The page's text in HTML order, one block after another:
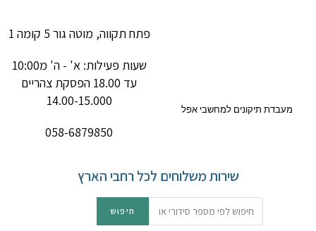
מעבדת תיקונים למחשבי אפל
פתח תקווה, מוטה גור 5 קומה 1
שעות פעילות: א' - ה' מ10:00
עד 18.00 הפסקת צהריים
14.00-15.000
058-6879850
שירות משלוחים לכל רחבי הארץ